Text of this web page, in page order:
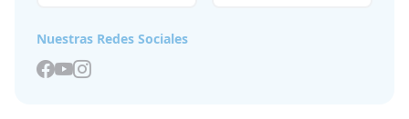
Nuestras Redes Sociales